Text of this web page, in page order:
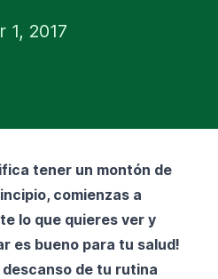
1, 2017
tener un montón de
comienzas a
lo que quieres ver y
es bueno para tu salud!
de tu rutina